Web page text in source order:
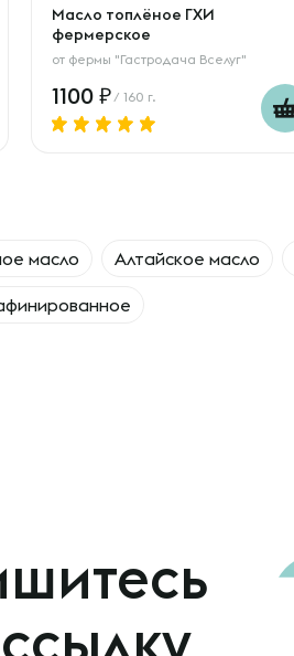
Масло топлёное ГХИ
фермерское
от фермы "Гастродача Вселуг"
1100 / 160 г.
масло Алтайское масло